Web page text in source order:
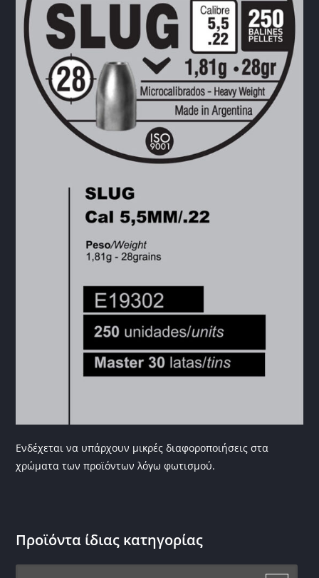
Ενδέχεται να υπάρχουν μικρές διαφοροποιήσεις στα
χρώματα των προϊόντων λόγω φωτισμού.
Προϊόντα ίδιας κατηγορίας